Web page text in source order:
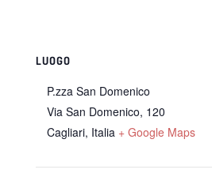
LUOGO
P.zza San Domenico
Via San Domenico, 120
Cagliari, Italia + Google Maps